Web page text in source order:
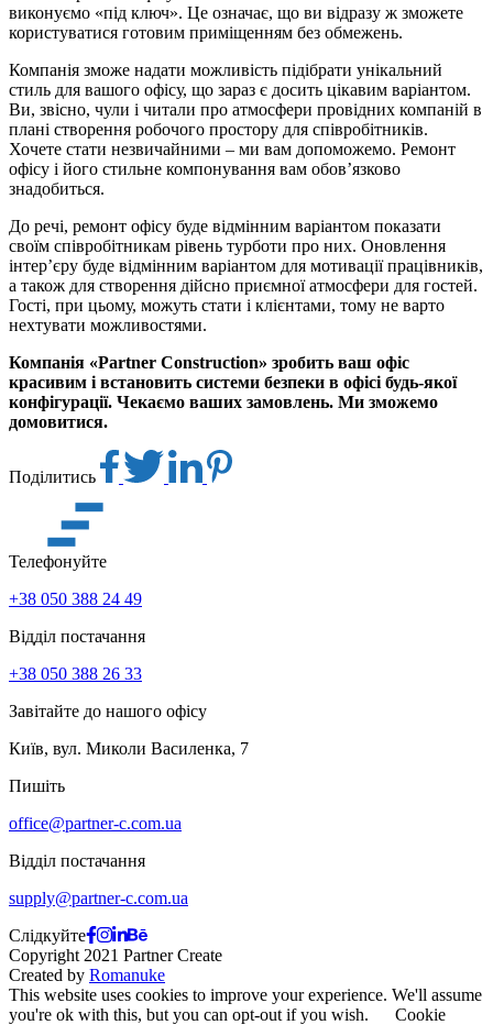
виконуємо «під ключ». Це означає, що ви відразу ж зможете
користуватися готовим приміщенням без обмежень.
Компанія зможе надати можливість підібрати унікальний
стиль для вашого офісу, що зараз є досить цікавим варіантом.
Ви, звісно, ​​чули і читали про атмосфери провідних компаній в
плані створення робочого простору для співробітників.
Хочете стати незвичайними – ми вам допоможемо. Ремонт
офісу і його стильне компонування вам обов’язково
знадобиться.
До речі, ремонт офісу буде відмінним варіантом показати
своїм співробітникам рівень турботи про них. Оновлення
інтер’єру буде відмінним варіантом для мотивації працівників,
а також для створення дійсно приємної атмосфери для гостей.
Гості, при цьому, можуть стати і клієнтами, тому не варто
нехтувати можливостями.
Компанія «Partner Construction» зробить ваш офіс
красивим і встановить системи безпеки в офісі будь-якої
конфігурації. Чекаємо ваших замовлень. Ми зможемо
домовитися.
Поділитись
Телефонуйте
+38 050 388 24 49
Відділ постачання
+38 050 388 26 33
Завітайте до нашого офісу
Київ, вул. Миколи Василенка, 7
Пишіть
office@partner-c.com.ua
Відділ постачання
supply@partner-c.com.ua
Слідкуйте
Copyright 2021 Partner Create
Created by Romanuke
This website uses cookies to improve your experience. We'll assume
you're ok with this, but you can opt-out if you wish.
Cookie